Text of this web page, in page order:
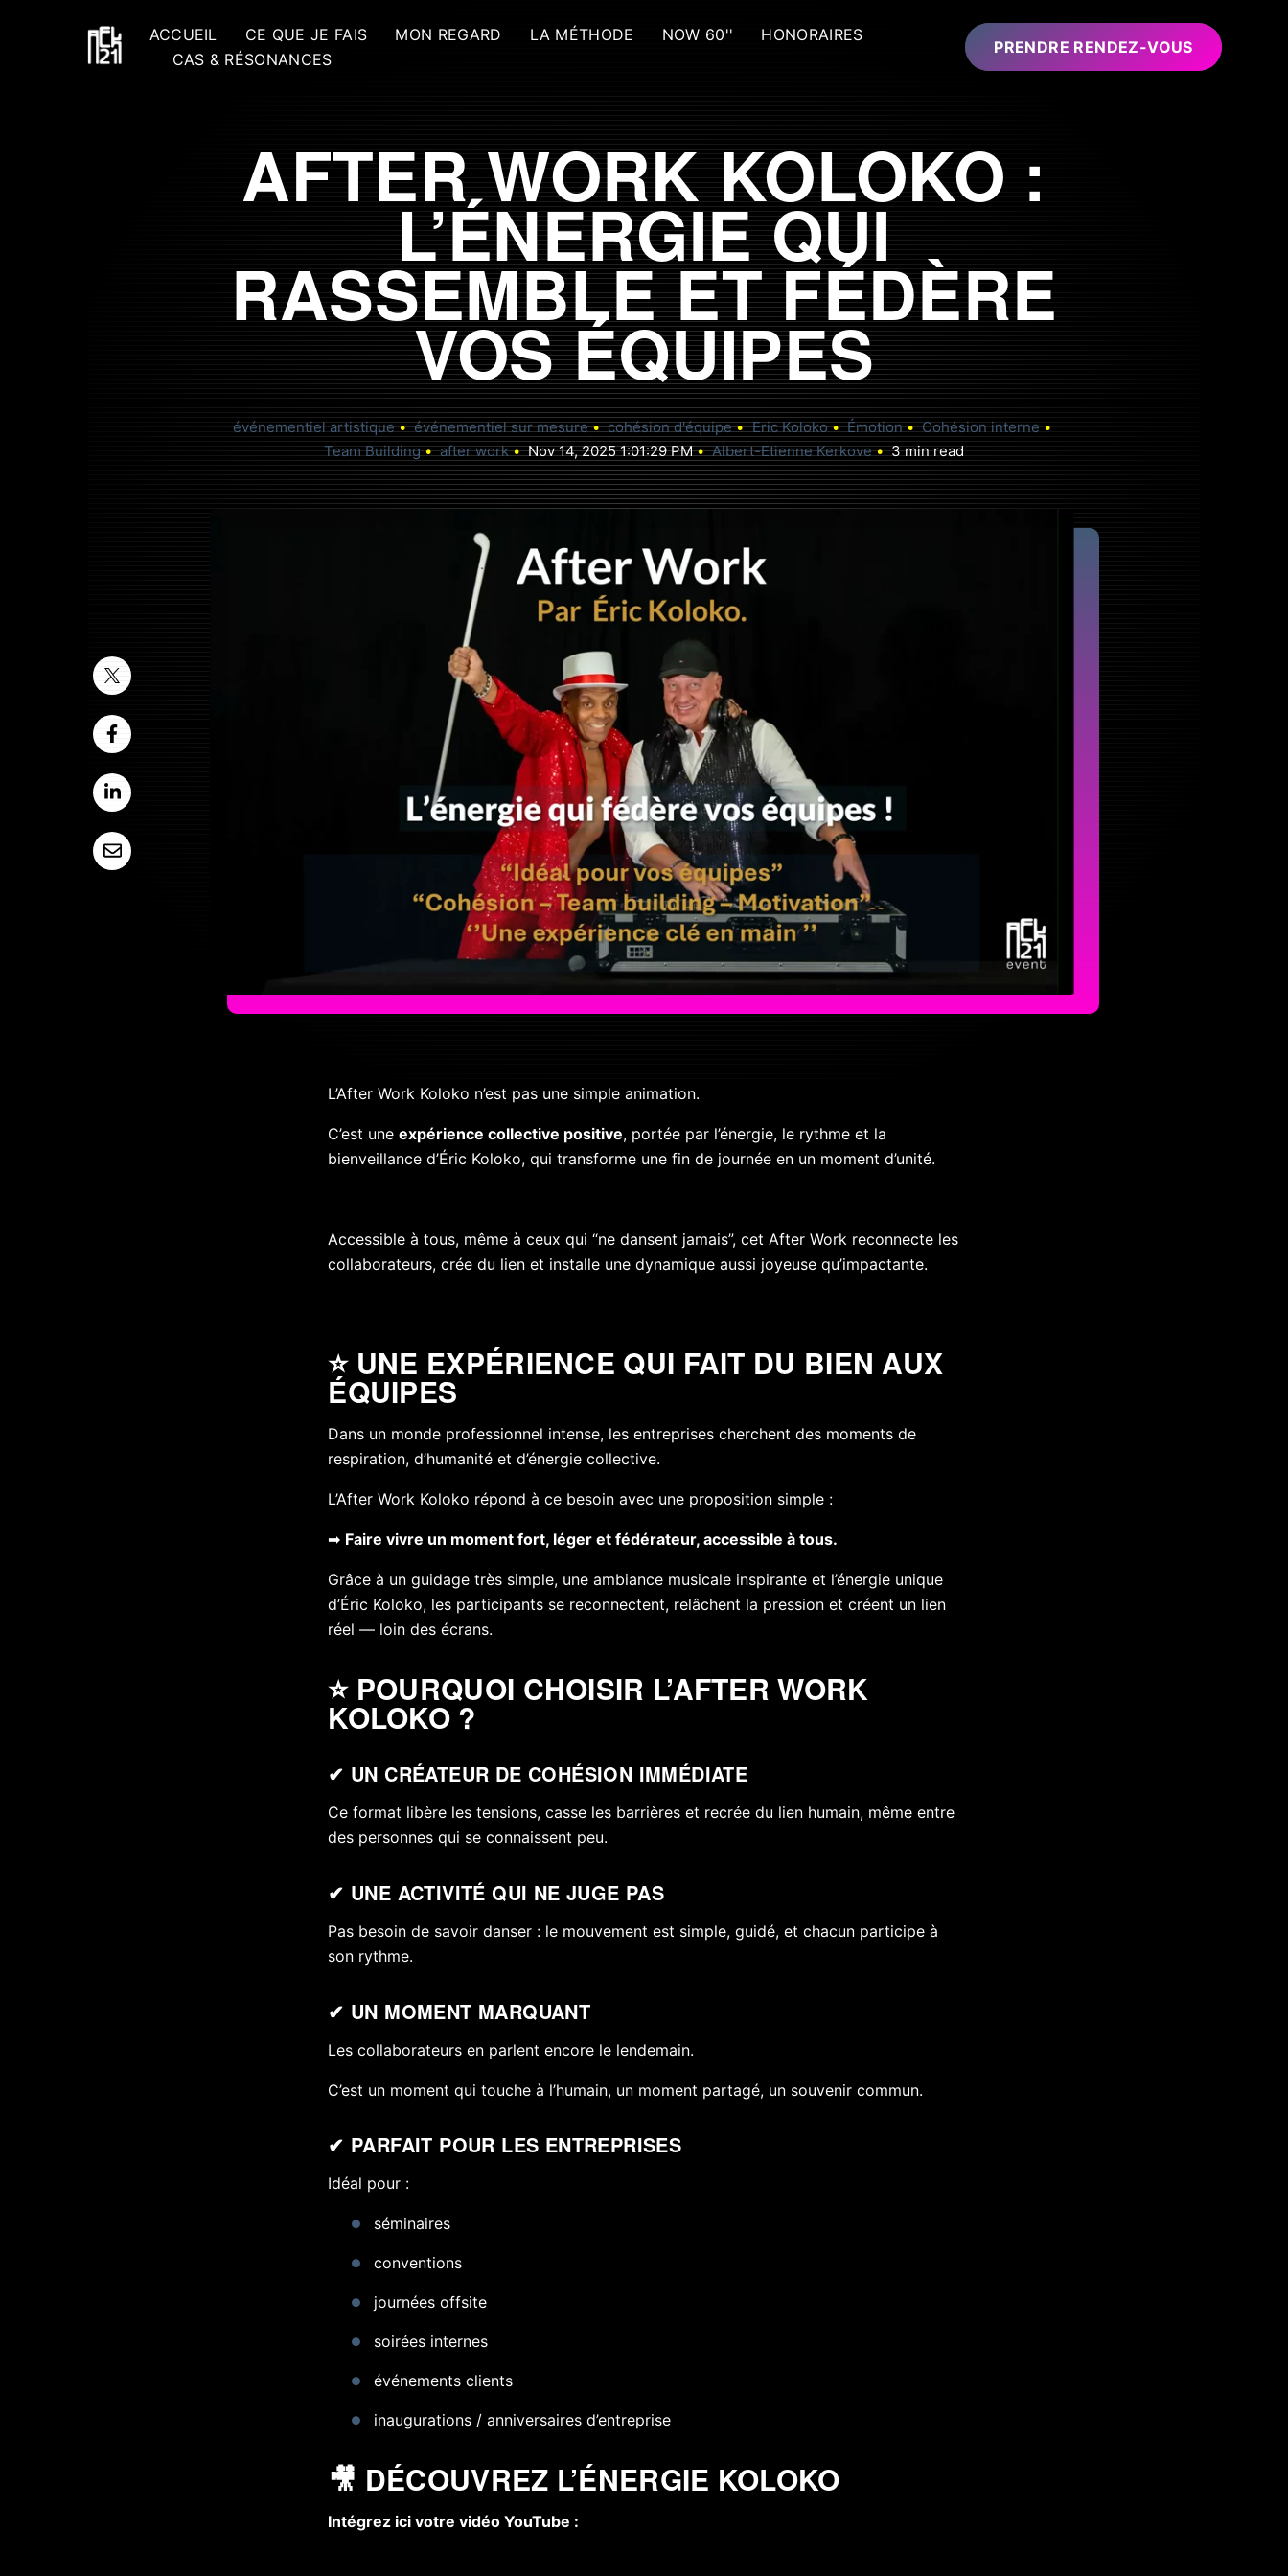
ACCUEIL CE QUE JE FAIS MON REGARD LA MÉTHODE NOW 60''
HONORAIRES
CAS & RÉSONANCES
PRENDRE RENDEZ-VOUS
AFTER WORK KOLOKO :
L’ÉNERGIE QUI
RASSEMBLE ET FÉDÈRE
VOS ÉQUIPES
événementiel artistique événementiel sur mesure cohésion d'équipe Eric Koloko Émotion
Cohésion interne
Team Building
after work Nov 14, 2025 1:01:29 PM Albert-Etienne Kerkove 3 min read
L’After Work Koloko n’est pas une simple animation.
C’est uneexpérience collective positive, portée par l’énergie, le rythme et la
bienveillance d’Éric Koloko, qui transforme une fin de journée en un moment d’unité.
Accessible à tous, même à ceux qui “ne dansent jamais”, cet After Work reconnecte les
collaborateurs, crée du lien et installe une dynamique aussi joyeuse qu’impactante.
⭐ UNE EXPÉRIENCE QUI FAIT DU BIEN AUX
ÉQUIPES
Dans un monde professionnel intense, les entreprises cherchent des moments de
respiration, d’humanité et d’énergie collective.
L’After Work Koloko répond à ce besoin avec une proposition simple :
➡ Faire vivre un moment fort, léger et fédérateur, accessible à tous.
Grâce à un guidage très simple, une ambiance musicale inspirante et l’énergie unique
d’Éric Koloko, les participants se reconnectent, relâchent la pression et créent un lien
réel — loin des écrans.
⭐ POURQUOI CHOISIR L’AFTER WORK
KOLOKO ?
✔ UN CRÉATEUR DE COHÉSION IMMÉDIATE
Ce format libère les tensions, casse les barrières et recrée du lien humain, même entre
des personnes qui se connaissent peu.
✔ UNE ACTIVITÉ QUI NE JUGE PAS
Pas besoin de savoir danser : le mouvement est simple, guidé, et chacun participe à
son rythme.
✔ UN MOMENT MARQUANT
Les collaborateurs en parlent encore le lendemain.
C’est un moment qui touche à l’humain, un moment partagé, un souvenir commun.
✔ PARFAIT POUR LES ENTREPRISES
Idéal pour :
séminaires
conventions
journées offsite
soirées internes
événements clients
inaugurations / anniversaires d’entreprise
🎥 DÉCOUVREZ L’ÉNERGIE KOLOKO
Intégrez ici votre vidéo YouTube :